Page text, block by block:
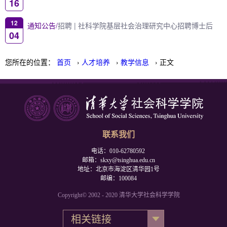
您所在的位置： 首页 › 人才培养 › 教学信息 › 正文
16
12
04
通知公告/招聘 | 社科学院基层社会治理研究中心招聘博士后
联系我们
电话：010-62780592
邮箱：skxy@tsinghua.edu.cn
地址：北京市海淀区清华园1号
邮编：100084
Copyright© 2002 - 2020 清华大学社会科学学院